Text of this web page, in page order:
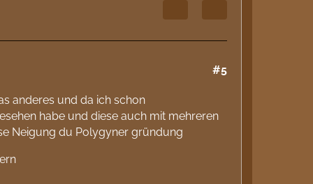
#5
anderes und da ich schon
habe und diese auch mit mehreren
Neigung du Polygyner gründung